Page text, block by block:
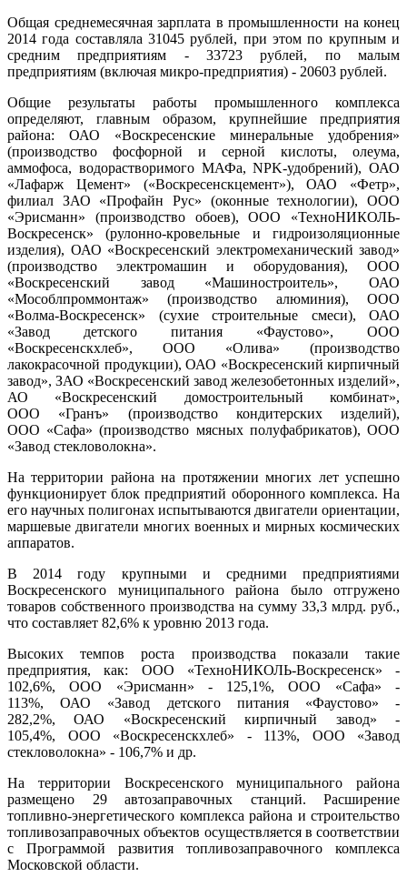
Общая среднемесячная зарплата в промышленности на конец
2014 года составляла 31045 рублей, при этом по крупным и
средним предприятиям - 33723 рублей, по малым
предприятиям (включая микро-предприятия) - 20603 рублей.
Общие результаты работы промышленного комплекса
определяют, главным образом, крупнейшие предприятия
района: ОАО «Воскресенские минеральные удобрения»
(производство фосфорной и серной кислоты, олеума,
аммофоса, водорастворимого МАФа, NPK-удобрений), ОАО
«Лафарж Цемент» («Воскресенскцемент»), ОАО «Фетр»,
филиал ЗАО «Профайн Рус» (оконные технологии), ООО
«Эрисманн» (производство обоев), ООО «ТехноНИКОЛЬ-
Воскресенск» (рулонно-кровельные и гидроизоляционные
изделия), ОАО «Воскресенский электромеханический завод»
(производство электромашин и оборудования), ООО
«Воскресенский завод «Машиностроитель», ОАО
«Мособлпроммонтаж» (производство алюминия), ООО
«Волма-Воскресенск» (сухие строительные смеси), ОАО
«Завод детского питания «Фаустово», ООО
«Воскресенскхлеб», ООО «Олива» (производство
лакокрасочной продукции), ОАО «Воскресенский кирпичный
завод», ЗАО «Воскресенский завод железобетонных изделий»,
АО «Воскресенский домостроительный комбинат»,
ООО «Гранъ» (производство кондитерских изделий),
ООО «Cафа» (производство мясных полуфабрикатов), ООО
«Завод стекловолокна».
На территории района на протяжении многих лет успешно
функционирует блок предприятий оборонного комплекса. На
его научных полигонах испытываются двигатели ориентации,
маршевые двигатели многих военных и мирных космических
аппаратов.
В 2014 году крупными и средними предприятиями
Воскресенского муниципального района было отгружено
товаров собственного производства на сумму 33,3 млрд. руб.,
что составляет 82,6% к уровню 2013 года.
Высоких темпов роста производства показали такие
предприятия, как: ООО «ТехноНИКОЛЬ-Воскресенск» -
102,6%, ООО «Эрисманн» - 125,1%, ООО «Cафа» -
113%, ОАО «Завод детского питания «Фаустово» -
282,2%, ОАО «Воскресенский кирпичный завод» -
105,4%, ООО «Воскресенскхлеб» - 113%, ООО «Завод
стекловолокна» - 106,7% и др.
На территории Воскресенского муниципального района
размещено 29 автозаправочных станций. Расширение
топливно-энергетического комплекса района и строительство
топливозаправочных объектов осуществляется в соответствии
с Программой развития топливозаправочного комплекса
Московской области.